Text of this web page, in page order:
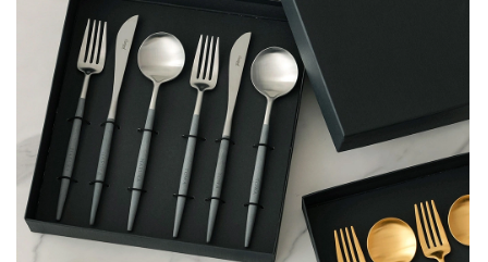
BOX SIZE：
【4点セット】 W193×D37×H270mm
【6点セット】 W250×D45×H270mm
電報：W150×H108mm（畳んだ状態）
SPEC:
素材：18－10ステンレス、樹脂
生産者：ポルトガル・クチポール社
生産国：ポルトガル
名入れオプションについて
オプションでお名入れができます。